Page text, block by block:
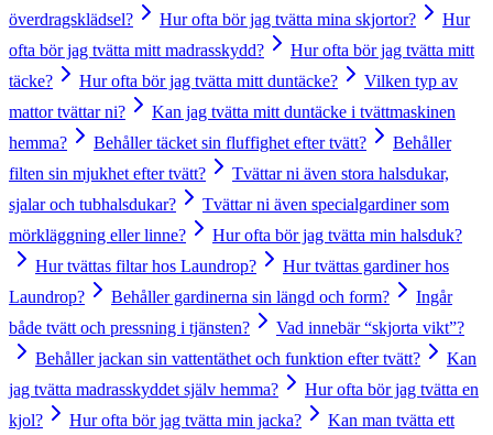
överdragsklädsel?
Hur ofta bör jag tvätta mina skjortor?
Hur
ofta bör jag tvätta mitt madrasskydd?
Hur ofta bör jag tvätta mitt
täcke?
Hur ofta bör jag tvätta mitt duntäcke?
Vilken typ av
mattor tvättar ni?
Kan jag tvätta mitt duntäcke i tvättmaskinen
hemma?
Behåller täcket sin fluffighet efter tvätt?
Behåller
filten sin mjukhet efter tvätt?
Tvättar ni även stora halsdukar,
sjalar och tubhalsdukar?
Tvättar ni även specialgardiner som
mörkläggning eller linne?
Hur ofta bör jag tvätta min halsduk?
Hur tvättas filtar hos Laundrop?
Hur tvättas gardiner hos
Laundrop?
Behåller gardinerna sin längd och form?
Ingår
både tvätt och pressning i tjänsten?
Vad innebär “skjorta vikt”?
Behåller jackan sin vattentäthet och funktion efter tvätt?
Kan
jag tvätta madrasskyddet själv hemma?
Hur ofta bör jag tvätta en
kjol?
Hur ofta bör jag tvätta min jacka?
Kan man tvätta ett